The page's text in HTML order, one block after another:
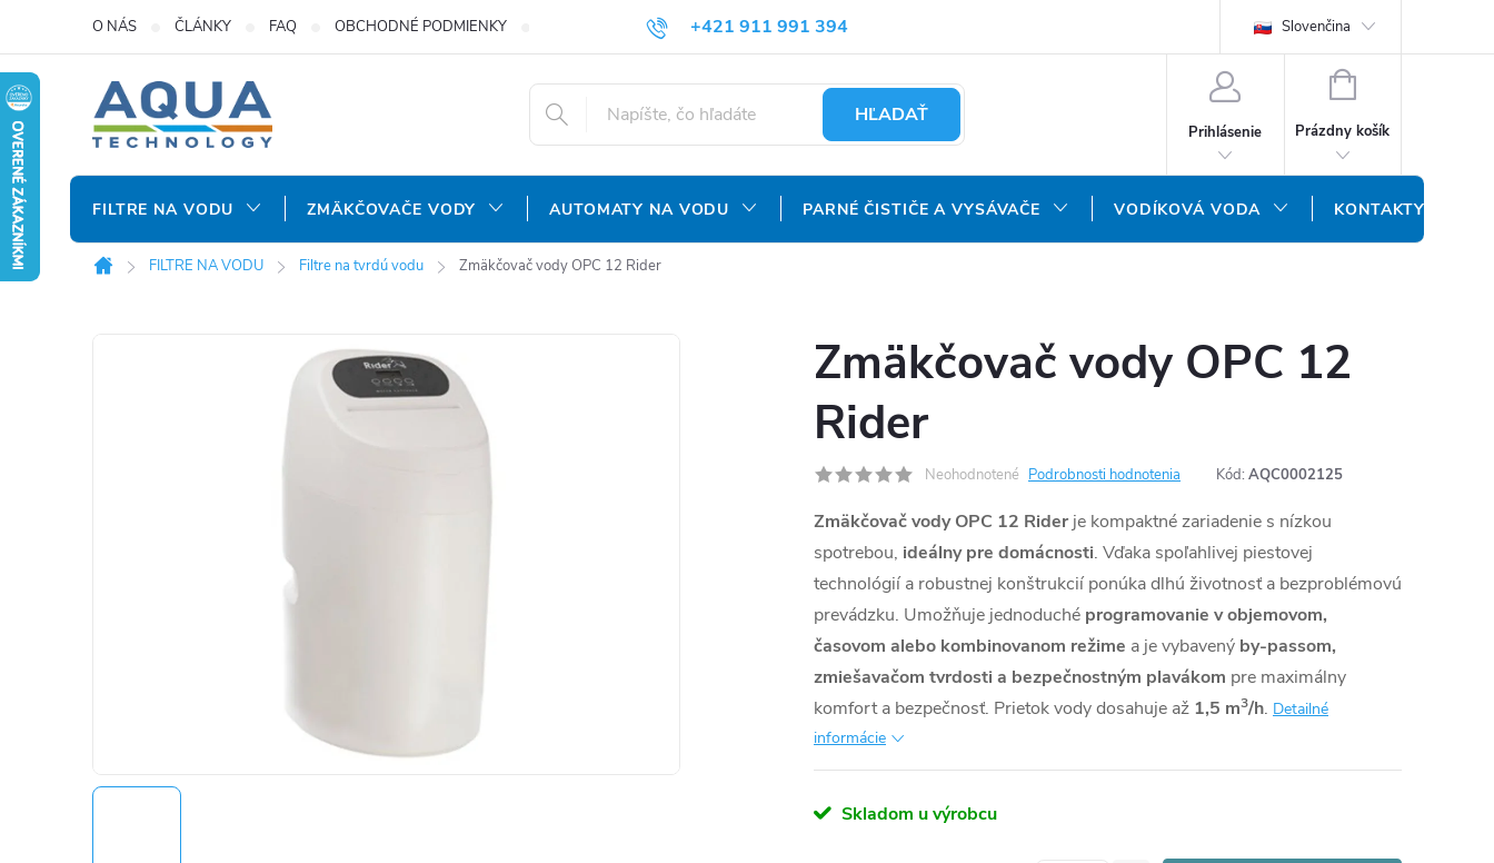
obsah
+421 911 991 394
info@aquatechnology.sk
O NÁS ČLÁNKY FAQ OBCHODNÉ PODMIENKY REKLAMAČNÝ PORIADOK OCHRANA OSOBNÝCH ÚDAJOV DOPRAVA A PLATBA
Slovenčina
HĽADAŤ
Prihlásenie
NÁKUPNÝ
Prázdny košík
FILTRE NA VODU ZMÄKČOVAČE VODY AUTOMATY NA VODU PARNÉ ČISTIČE A VYSÁVAČE VODÍKOVÁ VODA KONTAKTY
Domov
FILTRE NA VODU Filtre na tvrdú vodu Zmäkčovač vody OPC 12 Rider
Zmäkčovač vody OPC 12
Rider
Neohodnotené Podrobnosti hodnotenia Kód: AQC0002125
Zmäkčovač vody OPC 12 Rider je kompaktné zariadenie s nízkou
spotrebou, ideálny pre domácnosti. Vďaka spoľahlivej piestovej
technológií a robustnej konštrukcií ponúka dlhú životnosť a bezproblémovú
prevádzku. Umožňuje jednoduché programovanie v objemovom,
časovom alebo kombinovanom režime a je vybavený by-passom,
zmiešavačom tvrdosti a bezpečnostným plavákom pre maximálny
komfort a bezpečnosť. Prietok vody dosahuje až 1,5 m3/h. Detailné
informácie
Skladom u výrobcu